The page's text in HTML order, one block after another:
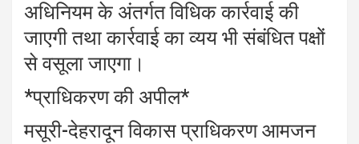
अधिनियम के अंतर्गत विधिक कार्रवाई की
जाएगी तथा कार्रवाई का व्यय भी संबंधित पक्षों
से वसूला जाएगा।
*प्राधिकरण की अपील*
मसूरी-देहरादून विकास प्राधिकरण आमजन